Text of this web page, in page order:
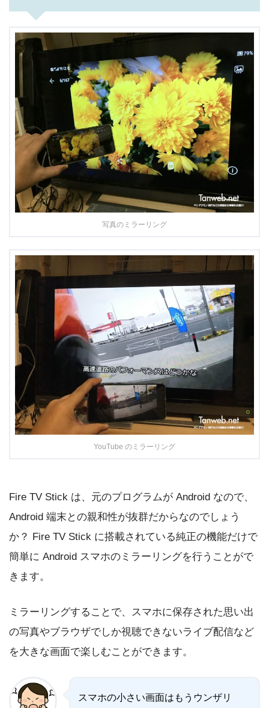
写真のミラーリング
YouTube のミラーリング
Fire TV Stick は、元のプログラムが Android なので、
Android 端末との親和性が抜群だからなのでしょう
か？ Fire TV Stick に搭載されている純正の機能だけで
簡単に Android スマホのミラーリングを行うことがで
きます。
ミラーリングすることで、スマホに保存された思い出
の写真やブラウザでしか視聴できないライブ配信など
を大きな画面で楽しむことができます。
スマホの小さい画面はもうウンザリ